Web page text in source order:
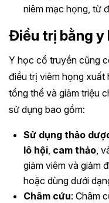
niêm mạc họng, từ
Điều trị bằng y
Y học cổ truyền cũng
điều trị viêm họng xuất
tổng thể và giảm triệu
sử dụng bao gồm:
Sử dụng thảo
lô hội, cam thảo,
giảm viêm và giảm
hoặc dùng dưới
Châm cứu: Châm